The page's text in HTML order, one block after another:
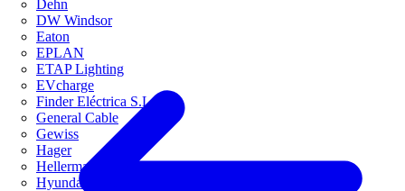
Dehn
DW Windsor
Eaton
EPLAN
ETAP Lighting
EVcharge
Finder Eléctrica S.L.U
General Cable
Gewiss
Hager
HellermannTyton
Hyundai Electric